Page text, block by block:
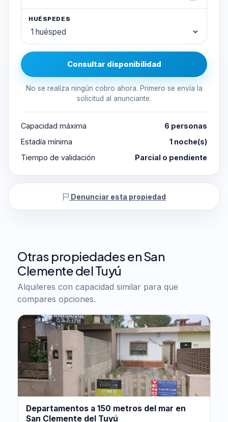
HUÉSPEDES
Consultar disponibilidad
No se realiza ningún cobro ahora. Primero se envía la
solicitud al anunciante.
Capacidad máxima
6 personas
Estadía mínima
1 noche(s)
Tiempo de validación
Parcial o pendiente
Denunciar esta propiedad
Otras propiedades en San
Clemente del Tuyú
Alquileres con capacidad similar para que
compares opciones.
Departamentos a 150 metros del mar en
San Clemente del Tuyú